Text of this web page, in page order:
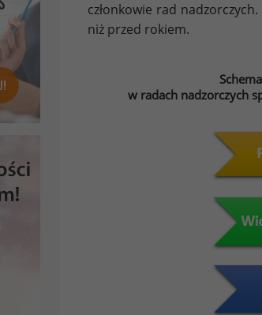
członkowie rad
niż przed rokiem.
w radach nadzorczych